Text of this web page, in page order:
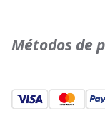
Métodos de